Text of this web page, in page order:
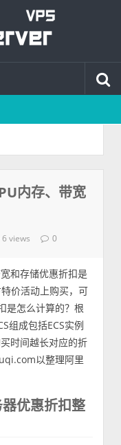
内存、带宽
6 views 0
和存储优惠折扣是
价活动上购买，可
是怎么计算的？根
组成包括ECS实例
时间越长对应的折
以整理阿里
优惠折扣整